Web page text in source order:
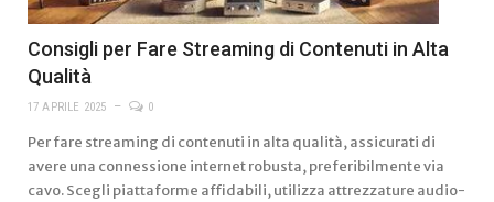
Consigli per Fare Streaming di Contenuti in Alta
Qualità
17 APRILE 2025 0
Per fare streaming di contenuti in alta qualità, assicurati di
avere una connessione internet robusta, preferibilmente via
cavo. Scegli piattaforme affidabili, utilizza attrezzature audio-